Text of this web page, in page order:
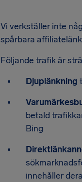
Vi verkställer inte
spårbara
Följande trafik är
Djuplänkning
betald
Bing
innehåller